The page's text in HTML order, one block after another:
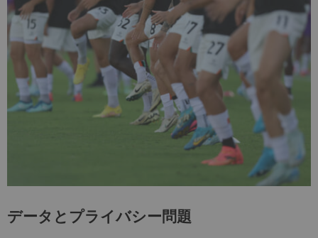
データとプライバシー問題